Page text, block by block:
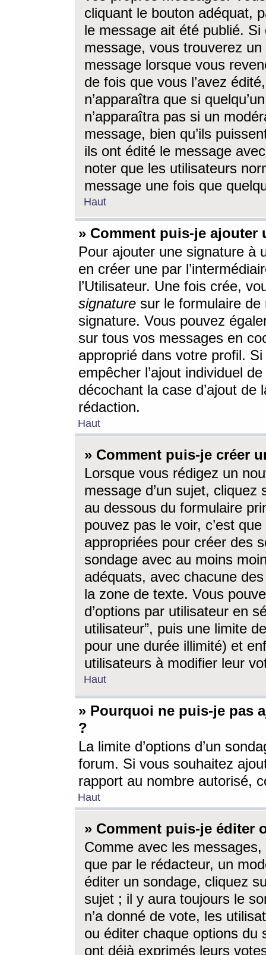
cliquant le bouton adéquat,
le message ait été publié. Si
message, vous trouverez
message lorsque vous
de fois que vous l’avez
n’apparaîtra que si
n’apparaîtra pas si un
message, bien qu’ils
ils ont édité le message
noter que les utilisateurs
message une fois que
Haut
» Comment puis-je ajouter
Pour ajouter une signature à
en créer une par
l’Utilisateur. Une fois crée,
signature sur le formulaire de
signature. Vous pouvez
sur tous vos messages en
approprié dans votre profil.
empêcher l’ajout individuel
décochant la case d’ajout
rédaction.
Haut
» Comment puis-je créer
Lorsque vous rédigez un
message d’un sujet, cliquez
au dessous du formulaire
pouvez pas le voir, c’est
appropriées pour créer des
sondage avec au moins
adéquats, avec chacune
la zone de texte. Vous
d’options par utilisateur en
utilisateur”, puis une limite
pour une durée illimité) et
utilisateurs à modifier leur
Haut
» Pourquoi ne puis-je pas
?
La limite d’options d’un
forum. Si vous souhaitez
rapport au nombre autorisé,
Haut
» Comment puis-je éditer
Comme avec les
que par le rédacteur, un
éditer un sondage, cliquez
sujet ; il y aura toujours le
n’a donné de vote, les
ou éditer chaque options du
ont déjà exprimés leurs